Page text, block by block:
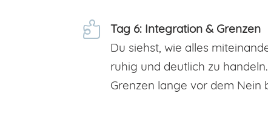

Tag 6: Integration & Grenzen
Du siehst, wie alles
ruhig und deutlich zu
Grenzen lange vor dem Nein